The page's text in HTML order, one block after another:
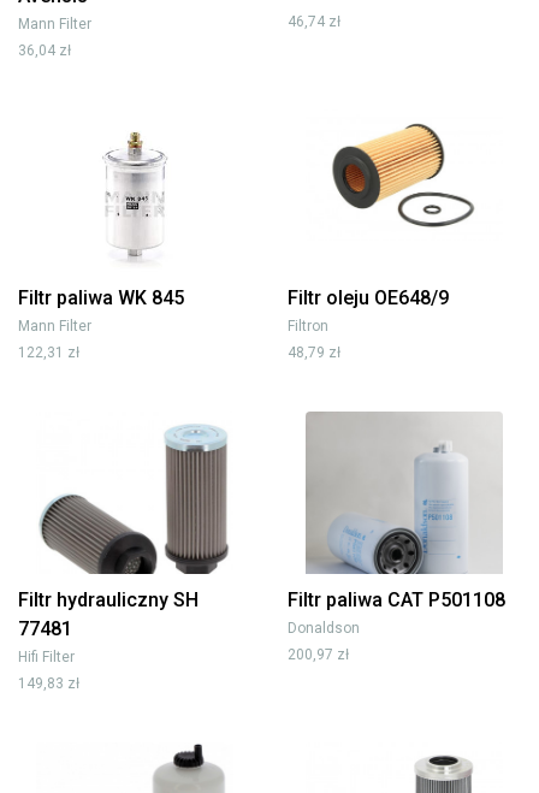
Mann Filter
36,04 zł
46,74 zł
Filtr paliwa WK 845
Mann Filter
122,31 zł
Filtr oleju OE648/9
Filtron
48,79 zł
Filtr hydrauliczny SH
77481
Hifi Filter
149,83 zł
Filtr paliwa CAT P501108
Donaldson
200,97 zł